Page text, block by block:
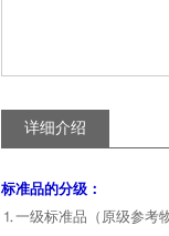
详细介绍
标准品的分级：
⒈一级标准品（原级参考